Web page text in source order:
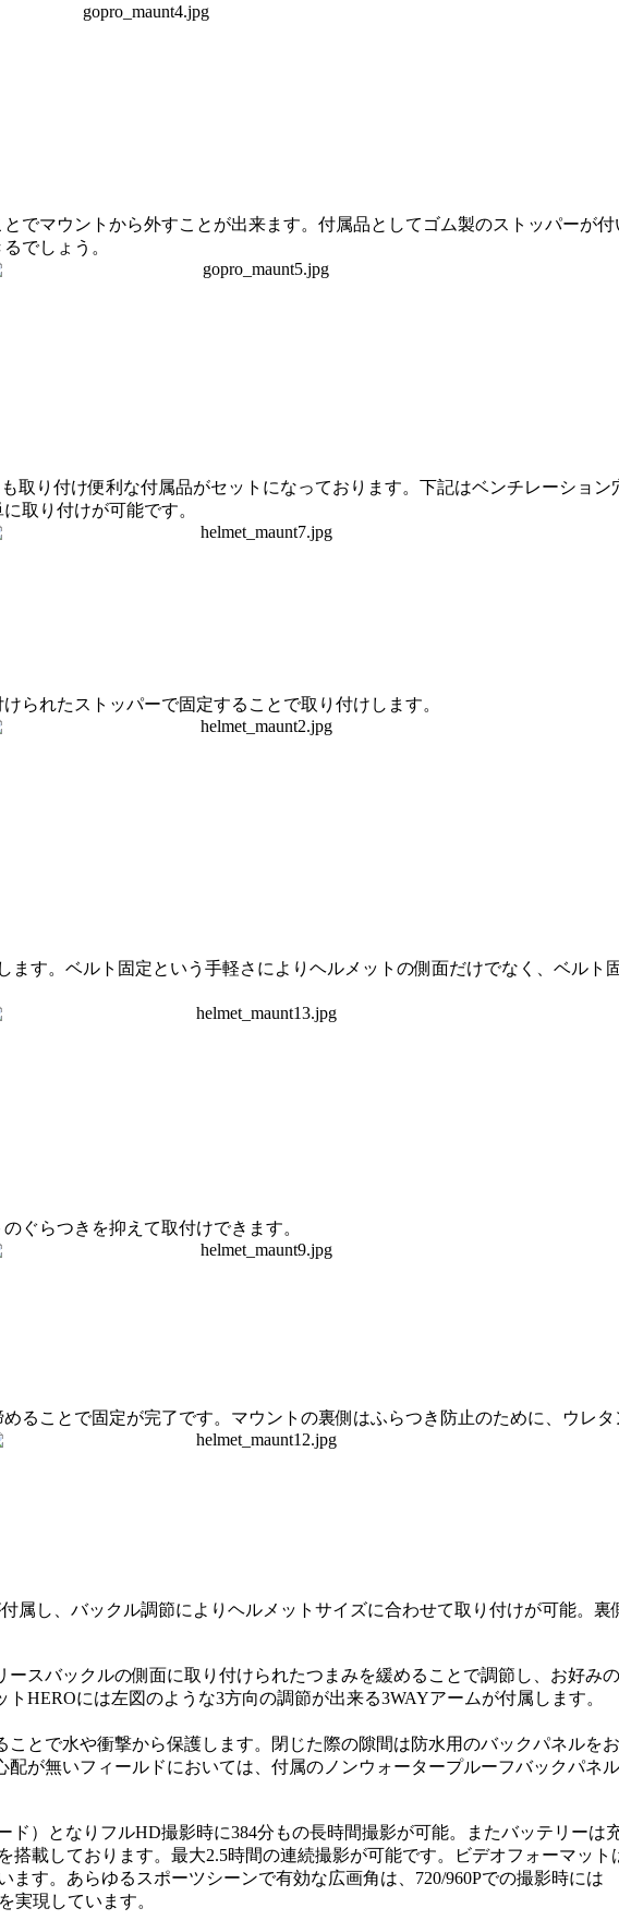
でマウントから外すことが出来ます。付属品としてゴム製のストッパーが
でしょう。
り付け便利な付属品がセットになっております。下記はベンチレーション
取り付けが可能です。
れたストッパーで固定することで取り付けします。
す。ベルト固定という手軽さによりヘルメットの側面だけでなく、ベルト
ぐらつきを抑えて取付けできます。
ことで固定が完了です。マウントの裏側はふらつき防止のために、ウレタ
し、バックル調節によりヘルメットサイズに合わせて取り付けが可能。裏
スバックルの側面に取り付けられたつまみを緩めることで調節し、お好み
トHEROには左図のような3方向の調節が出来る3WAYアームが付属します
とで水や衝撃から保護します。閉じた際の隙間は防水用のバックパネルを
配が無いフィールドにおいては、付属のノンウォータープルーフバックパネ
）となりフルHD撮影時に384分もの長時間撮影が可能。またバッテリーは
搭載しております。最大2.5時間の連続撮影が可能です。ビデオフォーマット
ます。あらゆるスポーツシーンで有効な広画角は、720/960Pでの撮影時には
実現しています。